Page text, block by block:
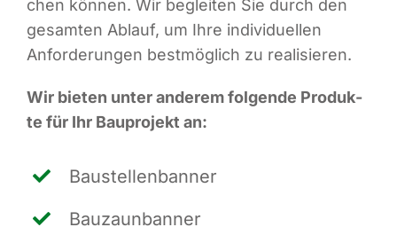
chen kön­nen. Wir beglei­ten Sie durch den
gesam­ten Ablauf, um Ihre indi­vi­du­el­len
Anfor­de­run­gen best­mög­lich zu realisieren.
Wir bie­ten unter ande­rem fol­gen­de Pro­duk­
te für Ihr Bau­pro­jekt an:
Bau­stel­len­ban­ner
Bau­zaun­ban­ner